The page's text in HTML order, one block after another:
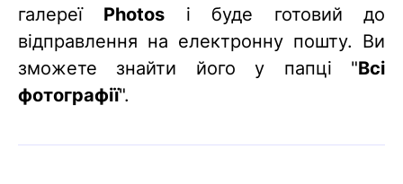
галереї Photos і буде готовий до
відправлення на електронну пошту. Ви
зможете знайти його у папці "Всі
фотографії".